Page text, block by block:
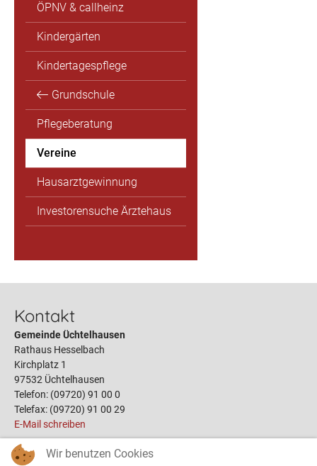
ÖPNV & callheinz
Kindergärten
Kindertagespflege
Grundschule
Pflegeberatung
Vereine
Hausarztgewinnung
Investorensuche Ärztehaus
Kontakt
Gemeinde Üchtelhausen
Rathaus Hesselbach
Kirchplatz 1
97532 Üchtelhausen
Telefon: (09720) 91 00 0
Telefax: (09720) 91 00 29
E-Mail schreiben
Wir benutzen Cookies